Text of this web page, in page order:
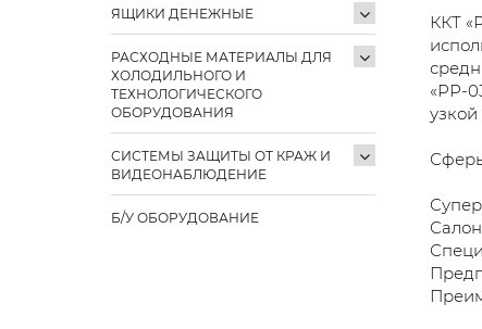
ЯЩИКИ ДЕНЕЖНЫЕ
РАСХОДНЫЕ МАТЕРИАЛЫ ДЛЯ
ХОЛОДИЛЬНОГО И
ТЕХНОЛОГИЧЕСКОГО
ОБОРУДОВАНИЯ
СИСТЕМЫ ЗАЩИТЫ ОТ КРАЖ И
ВИДЕОНАБЛЮДЕНИЕ
Б/У ОБОРУДОВАНИЕ
ККТ
«РР-